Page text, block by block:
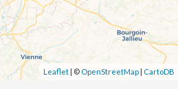
Leaflet| © OpenStreetMap | CartoDB